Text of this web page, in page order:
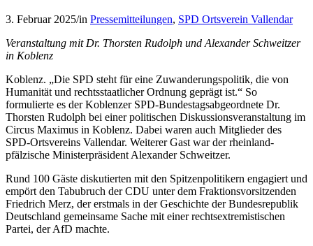
3. Februar 2025/in Pressemitteilungen, SPD Ortsverein Vallendar
Veranstaltung mit Dr. Thorsten Rudolph und Alexander Schweitzer
in Koblenz
Koblenz. „Die SPD steht für eine Zuwanderungspolitik, die von
Humanität und rechtsstaatlicher Ordnung geprägt ist.“ So
formulierte es der Koblenzer SPD-Bundestagsabgeordnete Dr.
Thorsten Rudolph bei einer politischen Diskussionsveranstaltung im
Circus Maximus in Koblenz. Dabei waren auch Mitglieder des
SPD-Ortsvereins Vallendar. Weiterer Gast war der rheinland-
pfälzische Ministerpräsident Alexander Schweitzer.
Rund 100 Gäste diskutierten mit den Spitzenpolitikern engagiert und
empört den Tabubruch der CDU unter dem Fraktionsvorsitzenden
Friedrich Merz, der erstmals in der Geschichte der Bundesrepublik
Deutschland gemeinsame Sache mit einer rechtsextremistischen
Partei, der AfD machte.